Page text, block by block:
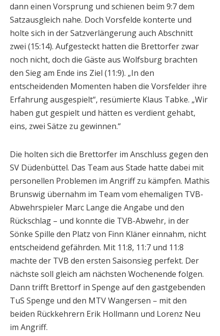
dann einen Vorsprung und schienen beim 9:7 dem
Satzausgleich nahe. Doch Vorsfelde konterte und
holte sich in der Satzverlängerung auch Abschnitt
zwei (15:14). Aufgesteckt hatten die Brettorfer zwar
noch nicht, doch die Gäste aus Wolfsburg brachten
den Sieg am Ende ins Ziel (11:9). „In den
entscheidenden Momenten haben die Vorsfelder ihre
Erfahrung ausgespielt“, resümierte Klaus Tabke. „Wir
haben gut gespielt und hätten es verdient gehabt,
eins, zwei Sätze zu gewinnen.“
Die holten sich die Brettorfer im Anschluss gegen den
SV Düdenbüttel. Das Team aus Stade hatte dabei mit
personellen Problemen im Angriff zu kämpfen. Mathis
Brunswig übernahm im Team vom ehemaligen TVB-
Abwehrspieler Marc Lange die Angabe und den
Rückschlag – und konnte die TVB-Abwehr, in der
Sönke Spille den Platz von Finn Kläner einnahm, nicht
entscheidend gefährden. Mit 11:8, 11:7 und 11:8
machte der TVB den ersten Saisonsieg perfekt. Der
nächste soll gleich am nächsten Wochenende folgen.
Dann trifft Brettorf in Spenge auf den gastgebenden
TuS Spenge und den MTV Wangersen – mit den
beiden Rückkehrern Erik Hollmann und Lorenz Neu
im Angriff.